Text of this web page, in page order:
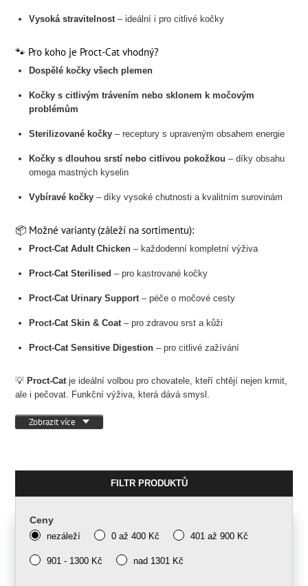
Vysoká stravitelnost– ideální i pro citlivé kočky
🐾 Pro koho je Proct-Cat vhodný?
Dospělé kočky všech plemen
Kočky s citlivým trávením nebo sklonem k močovým
problémům
Sterilizované kočky – receptury s upraveným obsahem energie
Kočky s dlouhou srstí nebo citlivou pokožkou – díky obsahu
omega mastných kyselin
Vybíravé kočky – díky vysoké chutnosti a kvalitním surovinám
📦 Možné varianty (záleží na sortimentu):
Proct-Cat Adult Chicken – každodenní kompletní výživa
Proct-Cat Sterilised – pro kastrované kočky
Proct-Cat Urinary Support– péče o močové cesty
Proct-Cat Skin & Coat– pro zdravou srst a kůži
Proct-Cat Sensitive Digestion – pro citlivé zažívání
💡 Proct-Catje ideální volbou pro chovatele, kteří chtějí nejen krmit,
ale i pečovat. Funkční výživa, která dává smysl.
Zobrazit více
FILTR PRODUKTŮ
Ceny
nezáleží 0 až 400 Kč 401 až 900 Kč
901 - 1300 Kč nad 1301 Kč